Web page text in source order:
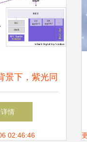
景下，紫光同
信架构赋能
信息安全
情
02:46:46